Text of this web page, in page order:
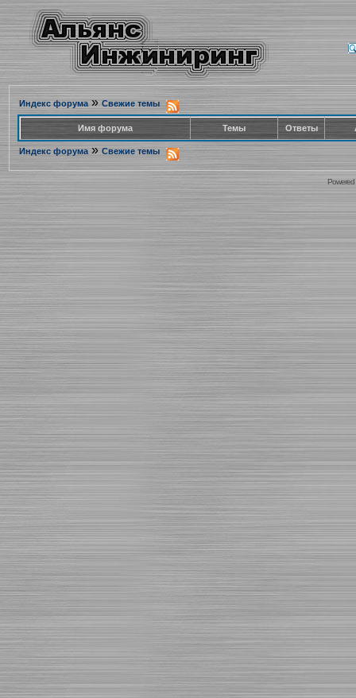
Индекс форума» Свежие темы
Имя форума Темы Ответы
Индекс форума » Свежие темы